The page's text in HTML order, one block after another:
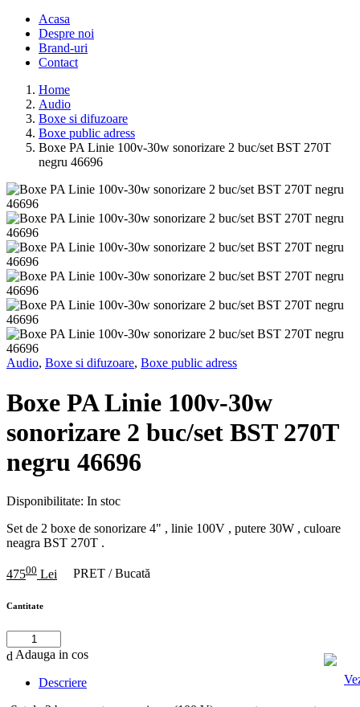
Acasa
Despre noi
Brand-uri
Contact
Home
Audio
Boxe si difuzoare
Boxe public adress
Boxe PA Linie 100v-30w sonorizare 2 buc/set BST 270T
negru 46696
Audio, Boxe si difuzoare, Boxe public adress
Boxe PA Linie 100v-30w
sonorizare 2 buc/set BST 270T
negru 46696
Disponibilitate: In stoc
Set de 2 boxe de sonorizare 4" , linie 100V , putere 30W , culoare
neagra BST 270T .
47500 Lei PRET / Bucată
Cantitate
Adauga in cos
Descriere